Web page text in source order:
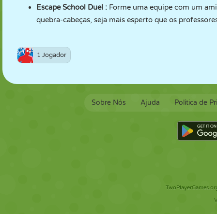
Escape School Duel : Forme uma equipe com um
quebra-cabeças, seja mais esperto que os
1 Jogador
Sobre Nós Ajuda Política de